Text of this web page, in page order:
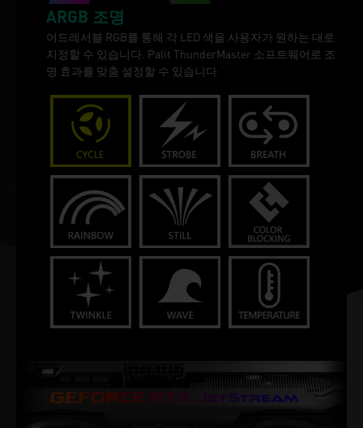
ARGB 조명
어드레서블 RGB를 통해 각 LED 색을 사용자가 원하는 대로
지정할 수 있습니다. Palit ThunderMaster 소프트웨어로 조
명 효과를 맞춤 설정할 수 있습니다.